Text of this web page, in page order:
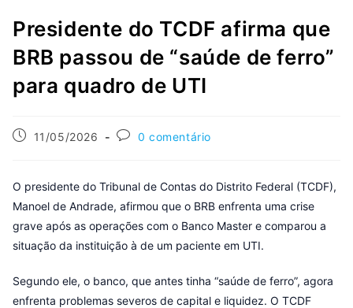
Presidente do TCDF afirma que
BRB passou de “saúde de ferro”
para quadro de UTI
11/05/2026 0 comentário
O presidente do Tribunal de Contas do Distrito Federal (TCDF),
Manoel de Andrade, afirmou que o BRB enfrenta uma crise
grave após as operações com o Banco Master e comparou a
situação da instituição à de um paciente em UTI.
Segundo ele, o banco, que antes tinha “saúde de ferro”, agora
enfrenta problemas severos de capital e liquidez. O TCDF